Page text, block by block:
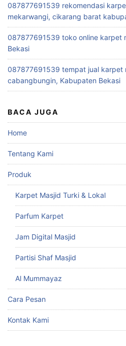
087877691539 rekomendasi
mekarwangi, cikarang barat
087877691539 toko online karpet
Bekasi
087877691539 tempat jual karpet
cabangbungin, Kabupaten Bekasi
BACA JUGA
Home
Tentang Kami
Produk
Karpet Masjid Turki & Lokal
Parfum Karpet
Jam Digital Masjid
Partisi Shaf Masjid
Al Mummayaz
Cara Pesan
Kontak Kami